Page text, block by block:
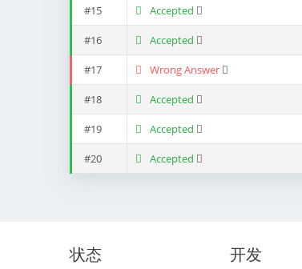
#15 Accepted
#16 Accepted
#17 Wrong Answer
#18 Accepted
#19 Accepted
#20 Accepted
状态 开发